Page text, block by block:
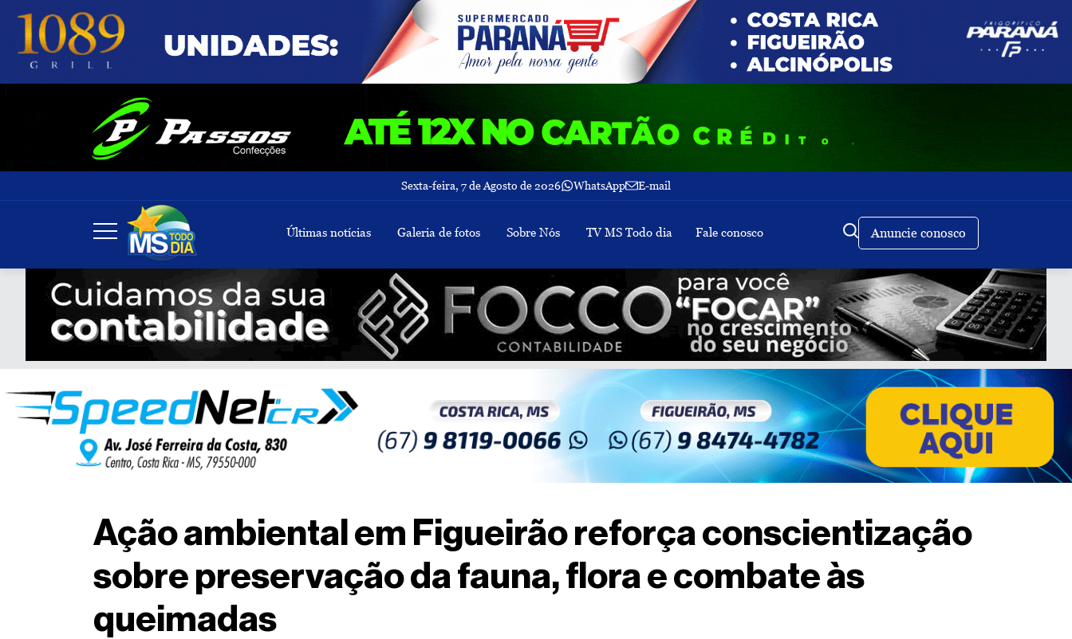
Sexta-feira, 7 de Agosto de 2026 WhatsApp E-mail
Últimas notícias Galeria de fotos Sobre Nós TV MS Todo dia Fale conosco Anuncie conosco
Buscar
Ação ambiental em Figueirão reforça conscientização
sobre preservação da fauna, flora e combate às
queimadas